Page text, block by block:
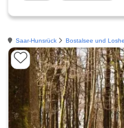
Saar-Hunsrück Bostalsee und